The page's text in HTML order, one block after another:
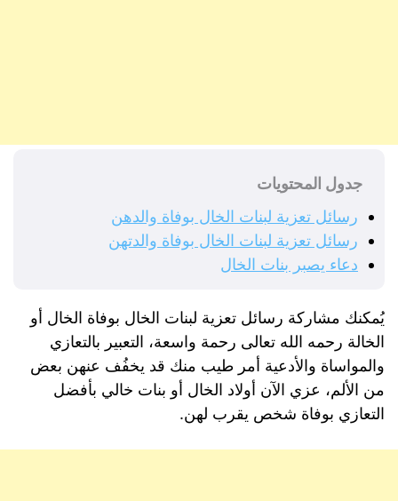
جدول المحتويات
رسائل تعزية لبنات الخال بوفاة والدهن
رسائل تعزية لبنات الخال بوفاة والدتهن
دعاء يصبر بنات الخال
يُمكنك مشاركة رسائل تعزية لبنات الخال بوفاة الخال أو
الخالة رحمه الله تعالى رحمة واسعة، التعبير بالتعازي
والمواساة والأدعية أمر طيب منك قد يخفُف عنهن بعض
من الألم، عزي الآن أولاد الخال أو بنات خالي بأفضل
التعازي بوفاة شخص يقرب لهن.